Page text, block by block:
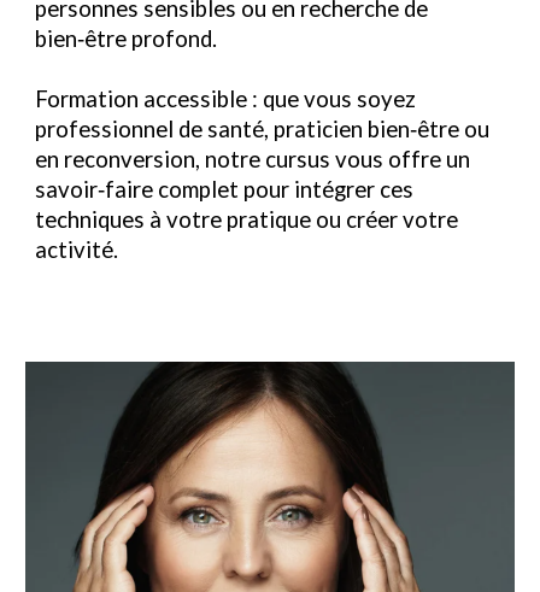
personnes sensibles ou en recherche de
bien‑être profond.
Formation accessible : que vous soyez
professionnel de santé, praticien bien‑être ou
en reconversion, notre cursus vous offre un
savoir‑faire complet pour intégrer ces
techniques à votre pratique ou créer votre
activité.